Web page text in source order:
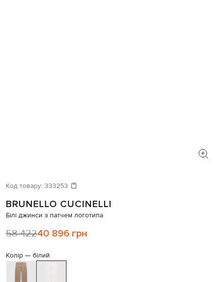
Код товару: 333253
BRUNELLO CUCINELLI
Білі джинси з патчем логотипа
58 42240 896 грн
Колір — білий